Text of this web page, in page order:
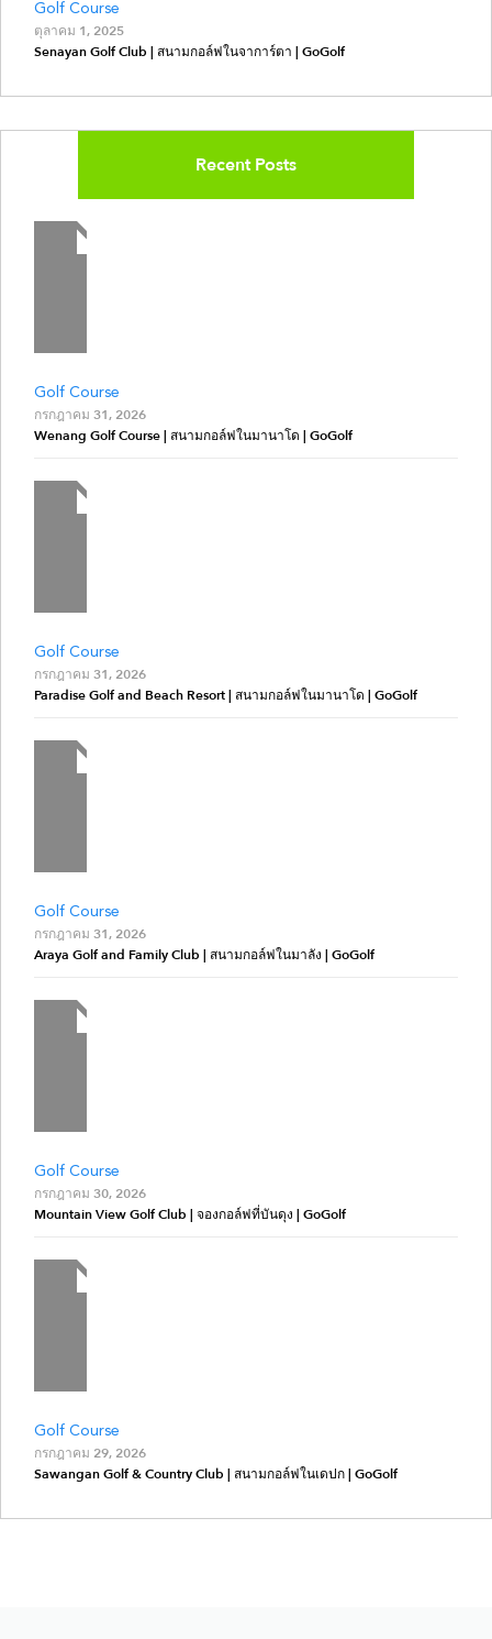
Golf Course
ตุลาคม 1, 2025
Senayan Golf Club | สนามกอล์ฟในจาการ์ตา | GoGolf
Recent Posts
Golf Course
กรกฎาคม 31, 2026
Wenang Golf Course | สนามกอล์ฟในมานาโด | GoGolf
Golf Course
กรกฎาคม 31, 2026
Paradise Golf and Beach Resort | สนามกอล์ฟในมานาโด | GoGolf
Golf Course
กรกฎาคม 31, 2026
Araya Golf and Family Club | สนามกอล์ฟในมาลัง | GoGolf
Golf Course
กรกฎาคม 30, 2026
Mountain View Golf Club | จองกอล์ฟที่บันดุง | GoGolf
Golf Course
กรกฎาคม 29, 2026
Sawangan Golf & Country Club | สนามกอล์ฟในเดปก | GoGolf